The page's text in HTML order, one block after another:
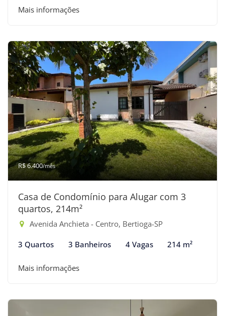
Mais informações
R$ 6.400/mês
Casa de Condomínio para Alugar com 3
quartos, 214m²
Avenida Anchieta - Centro, Bertioga-SP
3 Quartos 3 Banheiros 4 Vagas 214 m²
Mais informações